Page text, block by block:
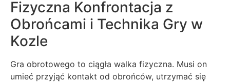
Fizyczna Konfrontacja z
Obrońcami i Technika Gry w
Kozle
Gra obrotowego to ciągła walka fizyczna. Musi on
umieć przyjąć kontakt od obrońców, utrzymać się